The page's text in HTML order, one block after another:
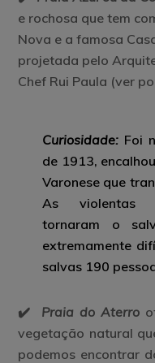
e rochosa que tem
Nova e a famosa
projetada pelo
Chef Rui Paula (ver
Curiosidade: Foi
de 1913,
Varonese que
As violentas
tornaram o
extremamente
salvas 190
✔️ Praia do Aterro
vegetação natural
podemos encontrar